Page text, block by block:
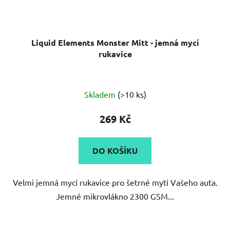
Liquid Elements Monster Mitt - jemná mycí
rukavice
hodnocení
produktu
4,9
z
hvězdiček.
Skladem (>10 ks)
269 Kč
DO KOŠÍKU
Velmi jemná mycí rukavice pro šetrné mytí Vašeho auta.
Jemné mikrovlákno 2300 GSM...